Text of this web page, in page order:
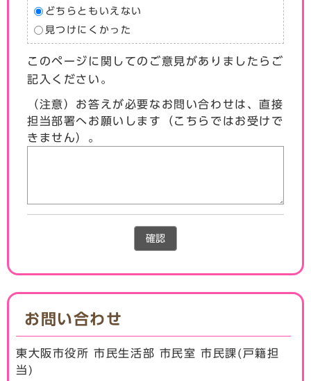
どちらともいえない
見つけにくかった
このページに関してのご意見がありましたらご
記入ください。
（注意）お答えが必要なお問い合わせは、直接
担当部署へお願いします（こちらではお受けで
きません）。
確認
お問い合わせ
東大阪市役所 市民生活部 市民室 市民課(戸籍担
当)